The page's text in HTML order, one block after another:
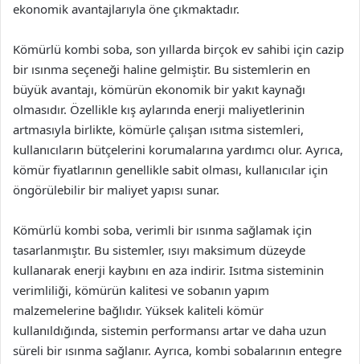
ekonomik avantajlarıyla öne çıkmaktadır.
Kömürlü kombi soba, son yıllarda birçok ev sahibi için cazip
bir ısınma seçeneği haline gelmiştir. Bu sistemlerin en
büyük avantajı, kömürün ekonomik bir yakıt kaynağı
olmasıdır. Özellikle kış aylarında enerji maliyetlerinin
artmasıyla birlikte, kömürle çalışan ısıtma sistemleri,
kullanıcıların bütçelerini korumalarına yardımcı olur. Ayrıca,
kömür fiyatlarının genellikle sabit olması, kullanıcılar için
öngörülebilir bir maliyet yapısı sunar.
Kömürlü kombi soba, verimli bir ısınma sağlamak için
tasarlanmıştır. Bu sistemler, ısıyı maksimum düzeyde
kullanarak enerji kaybını en aza indirir. Isıtma sisteminin
verimliliği, kömürün kalitesi ve sobanın yapım
malzemelerine bağlıdır. Yüksek kaliteli kömür
kullanıldığında, sistemin performansı artar ve daha uzun
süreli bir ısınma sağlanır. Ayrıca, kombi sobalarının entegre